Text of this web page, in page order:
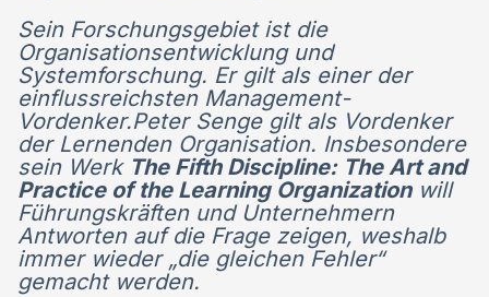
Sein Forschungsgebiet ist die
Organisationsentwicklung und
Systemforschung. Er gilt als einer der
einflussreichsten Management-
Vordenker.Peter Senge gilt als Vordenker
der Lernenden Organisation. Insbesondere
sein Werk The Fifth Discipline: The Art and
Practice of the Learning Organizationwill
Führungskräften und Unternehmern
Antworten auf die Frage zeigen, weshalb
immer wieder „die gleichen Fehler“
gemacht werden.